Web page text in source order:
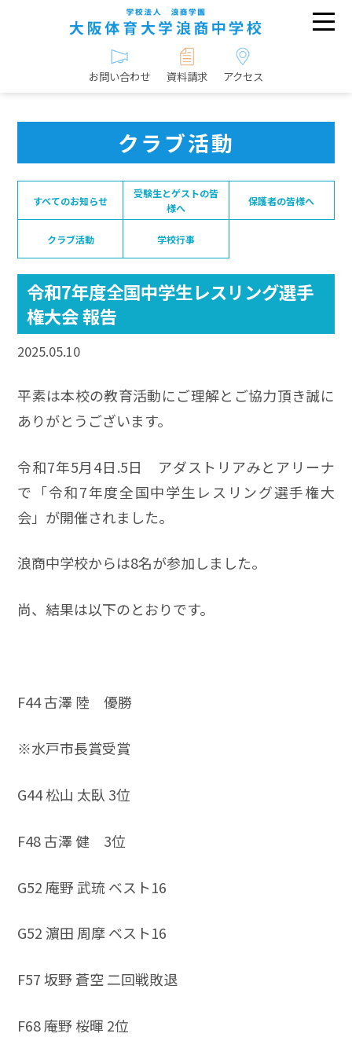
お問い合わせ 資料請求 アクセス
クラブ活動
すべてのお知らせ
受験生とゲストの皆
様へ
保護者の皆様へ
クラブ活動 学校行事
令和7年度全国中学生レスリング選手
権大会 報告
2025.05.10
平素は本校の教育活動にご理解とご協力頂き誠に
ありがとうございます。
令和7年5月4日.5日 アダストリアみとアリーナ
で「令和7年度全国中学生レスリング選手権大
会」が開催されました。
浪商中学校からは8名が参加しました。
尚、結果は以下のとおりです。
F44 古澤 陸 優勝
※水戸市長賞受賞
G44 松山 太臥 3位
F48 古澤 健 3位
G52 庵野 武琉 ベスト16
G52 濵田 周摩 ベスト16
F57 坂野 蒼空 二回戦敗退
F68 庵野 桜暉 2位